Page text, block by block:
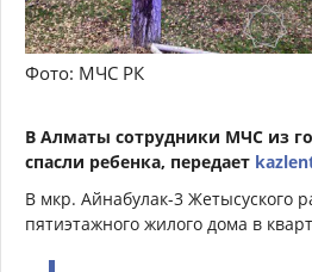
Фото: МЧС РК
В Алматы сотрудники МЧС из
спасли ребенка, передает
В мкр. Айнабулак-3 Жетысуского
пятиэтажного жилого дома в